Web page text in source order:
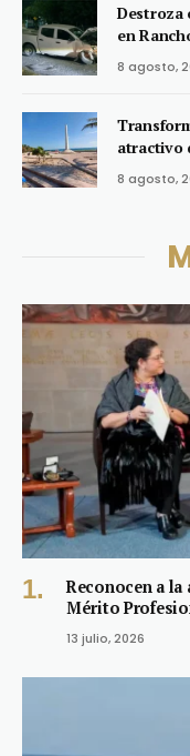
Destroza
en
8 agosto,
atractivo
8 agosto,
Reconocen a la
Mérito
13 julio, 2026